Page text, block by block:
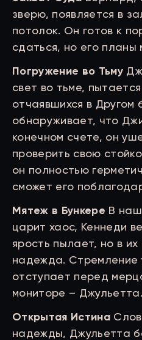
зверю, появляется в
потолок. Он готов к
сдаться, но его планы
Погружение во Тьму
свет во тьме,
отчаявшихся в Другом
обнаруживает, что
конечном счете, он
проверить свою
он полностью
сможет его
Мятеж в Бункере В
царит хаос, Кеннеди
ярость пылает, но в
надежда. Стремление
отступает перед
мониторе – Джульетта.
Открытая Истина
надежды, Джульетта